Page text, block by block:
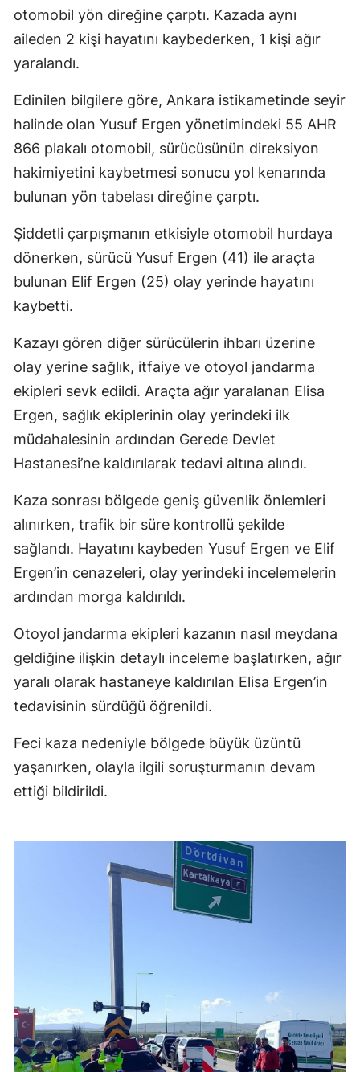
otomobil yön direğine çarptı. Kazada aynı
aileden 2 kişi hayatını kaybederken, 1 kişi ağır
yaralandı.
Edinilen bilgilere göre, Ankara istikametinde seyir
halinde olan Yusuf Ergen yönetimindeki 55 AHR
866 plakalı otomobil, sürücüsünün direksiyon
hakimiyetini kaybetmesi sonucu yol kenarında
bulunan yön tabelası direğine çarptı.
Şiddetli çarpışmanın etkisiyle otomobil hurdaya
dönerken, sürücü Yusuf Ergen (41) ile araçta
bulunan Elif Ergen (25) olay yerinde hayatını
kaybetti.
Kazayı gören diğer sürücülerin ihbarı üzerine
olay yerine sağlık, itfaiye ve otoyol jandarma
ekipleri sevk edildi. Araçta ağır yaralanan Elisa
Ergen, sağlık ekiplerinin olay yerindeki ilk
müdahalesinin ardından Gerede Devlet
Hastanesi’ne kaldırılarak tedavi altına alındı.
Kaza sonrası bölgede geniş güvenlik önlemleri
alınırken, trafik bir süre kontrollü şekilde
sağlandı. Hayatını kaybeden Yusuf Ergen ve Elif
Ergen’in cenazeleri, olay yerindeki incelemelerin
ardından morga kaldırıldı.
Otoyol jandarma ekipleri kazanın nasıl meydana
geldiğine ilişkin detaylı inceleme başlatırken, ağır
yaralı olarak hastaneye kaldırılan Elisa Ergen’in
tedavisinin sürdüğü öğrenildi.
Feci kaza nedeniyle bölgede büyük üzüntü
yaşanırken, olayla ilgili soruşturmanın devam
ettiği bildirildi.